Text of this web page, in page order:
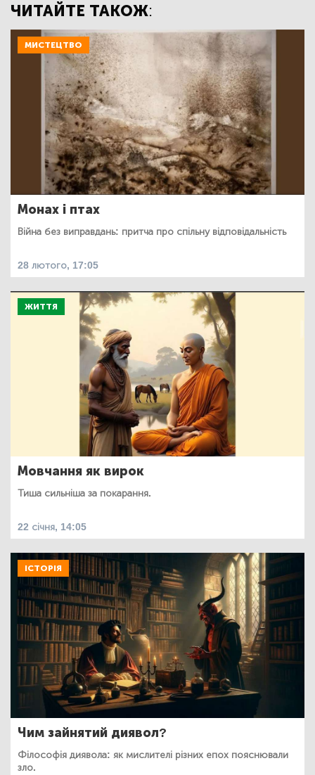
ЧИТАЙТЕ ТАКОЖ:
МИСТЕЦТВО
Монах і птах
Війна без виправдань: притча про спільну відповідальність
28 лютого, 17:05
ЖИТТЯ
Мовчання як вирок
Тиша сильніша за покарання.
22 січня, 14:05
ІСТОРІЯ
Чим зайнятий диявол?
Філософія диявола: як мислителі різних епох пояснювали
зло.